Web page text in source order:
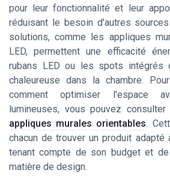
pour leur fonctionnalité et leur
réduisant le besoin d'autres
solutions, comme les appliques
LED, permettent une efficacité
rubans LED ou les spots intégrés
chaleureuse dans la chambre.
comment optimiser l'espace
lumineuses, vous pouvez
appliques murales orientables.
chacun de trouver un produit
tenant compte de son budget et
matière de design.